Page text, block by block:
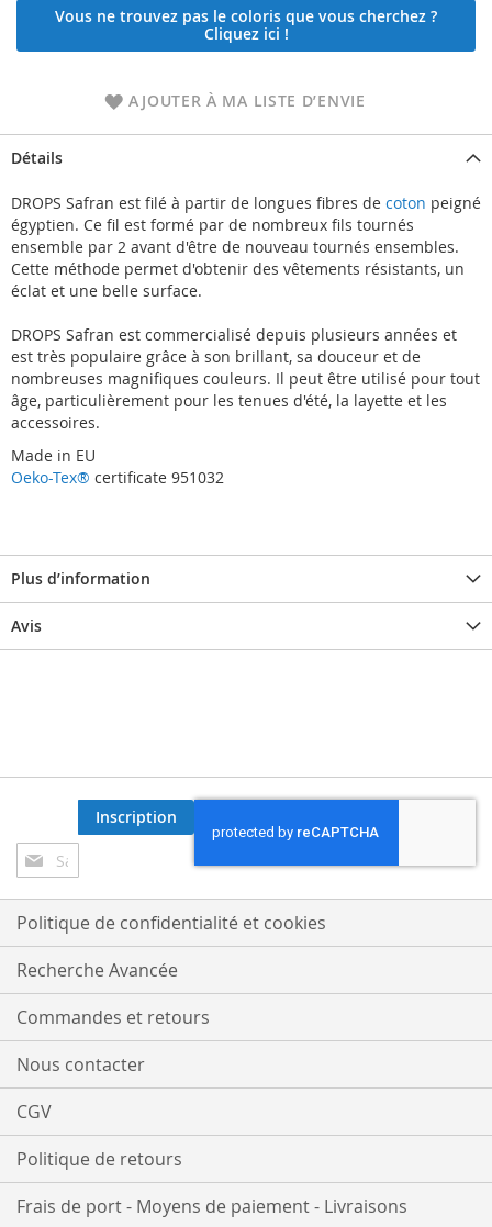
Vous ne trouvez pas le coloris que vous cherchez ?
Cliquez ici !
AJOUTER À MA LISTE D’ENVIE
Détails
DROPS Safran est filé à partir de longues fibres de coton peigné
égyptien. Ce fil est formé par de nombreux fils tournés
ensemble par 2 avant d'être de nouveau tournés ensembles.
Cette méthode permet d'obtenir des vêtements résistants, un
éclat et une belle surface.
DROPS Safran est commercialisé depuis plusieurs années et
est très populaire grâce à son brillant, sa douceur et de
nombreuses magnifiques couleurs. Il peut être utilisé pour tout
âge, particulièrement pour les tenues d'été, la layette et les
accessoires.
Made in EU
Oeko-Tex® certificate 951032
Plus d’information
Avis
Inscription
à
notre
lettre
d’information
:
Inscription
Politique de confidentialité et cookies
Recherche Avancée
Commandes et retours
Nous contacter
CGV
Politique de retours
Frais de port - Moyens de paiement - Livraisons